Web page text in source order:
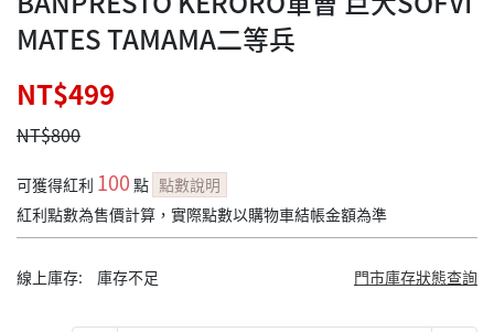
MATES TAMAMA二等兵
NT$499
NT$800
可獲得紅利 100 點 點數說明
紅利點數為售價計算，實際點數以購物車結帳金額為準
線上庫存: 庫存不足 門市庫存狀態查詢